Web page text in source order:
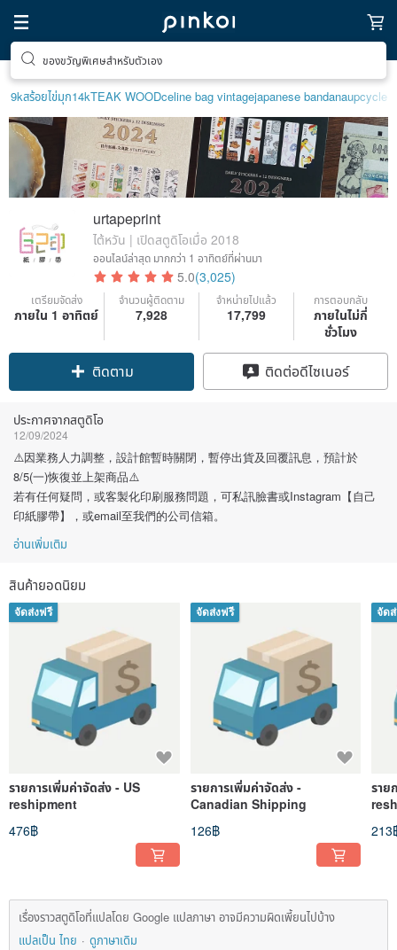
ของขวัญพิเศษสำหรับตัวเอง
9kสร้อยไข่มุก14kTEAK WOODceline bag vintagejapanese bandanaupcycle
urtapeprint
ไต้หวัน | เปิดสตูดิโอเมื่อ 2018
ออนไลน์ล่าสุด มากกว่า 1 อาทิตย์ที่ผ่านมา
5.0(3,025)
เตรียมจัดส่ง
ภายใน 1 อาทิตย์
จำนวนผู้ติดตาม
7,928
จำหน่ายไปแล้ว
17,799
การตอบกลับ
ภายในไม่กี่
ชั่วโมง
ติดตาม ติดต่อดีไซเนอร์
ประกาศจากสตูดิโอ
12/09/2024
⚠️因業務人力調整，設計館暫時關閉，暫停出貨及回覆訊息，預計於
8/5(一)恢復並上架商品⚠️
若有任何疑問，或客製化印刷服務問題，可私訊臉書或Instagram【自己
印紙膠帶】，或email至我們的公司信箱。
อ่านเพิ่มเติม
สินค้ายอดนิยม
จัดส่งฟรี
รายการเพิ่มค่าจัดส่ง - US
reshipment
476฿
จัดส่งฟรี
รายการเพิ่มค่าจัดส่ง -
Canadian Shipping
126฿
จัด
ราย
213
เรื่องราวสตูดิโอที่แปลโดย Google แปลภาษา อาจมีความผิดเพี้ยนไปบ้าง
แปลเป็น ไทย
ดูภาษาเดิม